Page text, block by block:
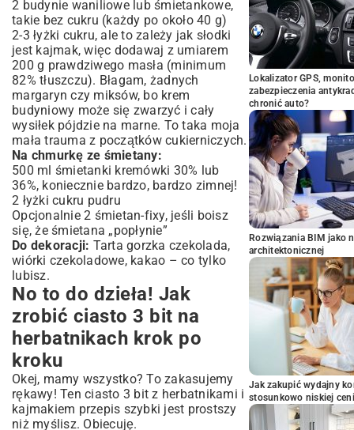
2 budynie waniliowe lub śmietankowe,
takie bez cukru (każdy po około 40 g)
2-3 łyżki cukru, ale to zależy jak słodki
jest kajmak, więc dodawaj z umiarem
200 g prawdziwego masła (minimum
82% tłuszczu). Błagam, żadnych
margaryn czy miksów, bo krem
budyniowy może się zwarzyć i cały
wysiłek pójdzie na marne. To taka moja
mała trauma z początków cukierniczych.
Na chmurkę ze śmietany:
500 ml śmietanki kremówki 30% lub
36%, koniecznie bardzo, bardzo zimnej!
2 łyżki cukru pudru
Opcjonalnie 2 śmietan-fixy, jeśli boisz
się, że śmietana „popłynie”
Do dekoracji: Tarta gorzka czekolada,
wiórki czekoladowe, kakao – co tylko
lubisz.
No to do dzieła! Jak
zrobić ciasto 3 bit na
herbatnikach krok po
kroku
Okej, mamy wszystko? To zakasujemy
rękawy! Ten ciasto 3 bit z herbatnikami i
kajmakiem przepis szybki jest prostszy
niż myślisz. Obiecuję.
Lokalizator GPS,
zabezpieczenia
chronić auto?
Rozwiązania BIM jako
architektonicznej
Jak zakupić wydajny
stosunkowo niskiej